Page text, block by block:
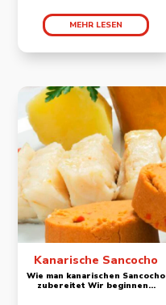
MEHR LESEN
Kanarische Sancocho
Wie man kanarischen Sancocho
zubereitet Wir beginnen...